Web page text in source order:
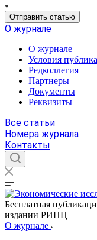
Отправить статью
О журнале
О журнале
Условия
Редколлегия
Партнеры
Документы
Реквизиты
Все статьи
Номера журнала
Контакты
Бесплатная
издании РИНЦ
О журнале